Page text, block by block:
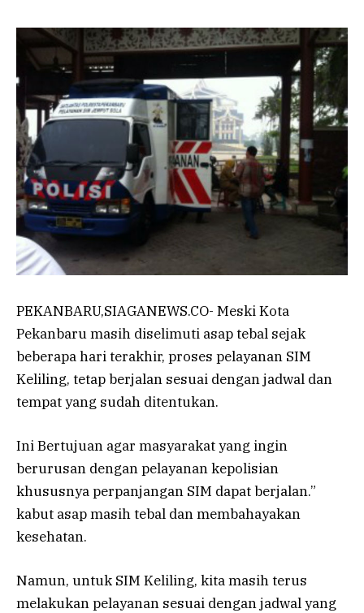
PEKANBARU,SIAGANEWS.CO- Meski Kota
Pekanbaru masih diselimuti asap tebal sejak
beberapa hari terakhir, proses pelayanan SIM
Keliling, tetap berjalan sesuai dengan jadwal dan
tempat yang sudah ditentukan.
Ini Bertujuan agar masyarakat yang ingin
berurusan dengan pelayanan kepolisian
khususnya perpanjangan SIM dapat berjalan.”
kabut asap masih tebal dan membahayakan
kesehatan.
Namun, untuk SIM Keliling, kita masih terus
melakukan pelayanan sesuai dengan jadwal yang